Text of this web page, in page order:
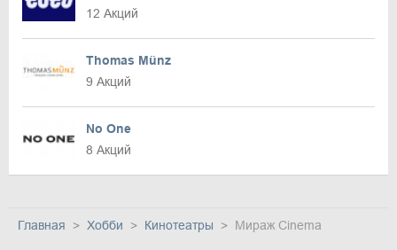
12 Акций
Thomas Münz
9 Акций
No One
8 Акций
Главная Хобби Кинотеатры Мираж Cinema